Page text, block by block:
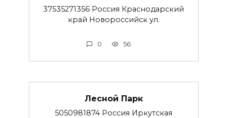
37535271356 Россия Краснодарский
край Новороссийск ул.
0 56
Лесной Парк
5050981874 Россия Иркутская